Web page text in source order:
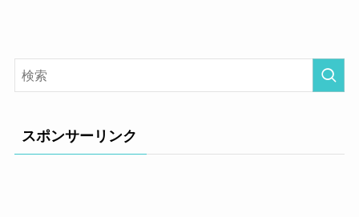
スポンサーリンク